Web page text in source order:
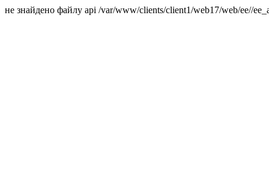
не знайдено файлу api /var/www/clients/client1/web17/web/ee//